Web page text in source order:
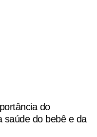
do
saúde do bebê e da